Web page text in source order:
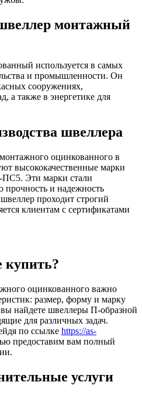
цинк,
нихром
монтажный
используется в самых
и промышленности. Он
сооружениях,
а также в энергетике для
швеллера
оцинкованного в
высококачественные марки
ПС5. Эти марки стали
прочность и надежность
проходит строгий
клиентам с сертификатами
купить?
оцинкованного важно
размер, форму и марку
найдете швеллеры П-образной
для различных задач.
по ссылке https://as-
предоставим вам полный
услуги